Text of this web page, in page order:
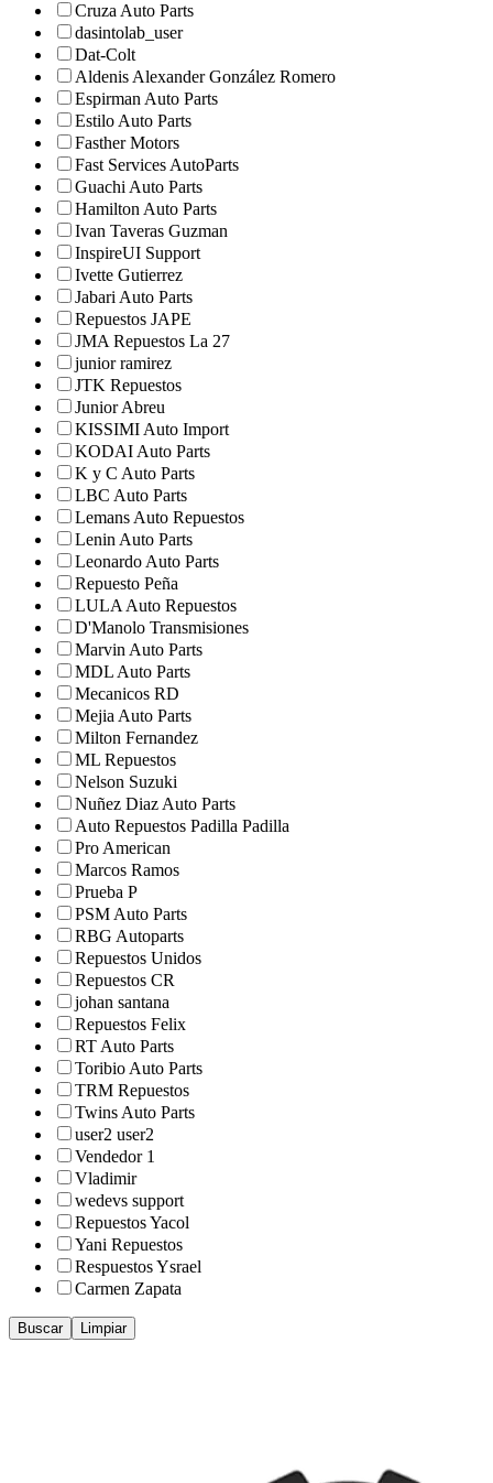
Cruza Auto Parts
dasintolab_user
Dat-Colt
Aldenis Alexander González Romero
Espirman Auto Parts
Estilo Auto Parts
Fasther Motors
Fast Services AutoParts
Guachi Auto Parts
Hamilton Auto Parts
Ivan Taveras Guzman
InspireUI Support
Ivette Gutierrez
Jabari Auto Parts
Repuestos JAPE
JMA Repuestos La 27
junior ramirez
JTK Repuestos
Junior Abreu
KISSIMI Auto Import
KODAI Auto Parts
K y C Auto Parts
LBC Auto Parts
Lemans Auto Repuestos
Lenin Auto Parts
Leonardo Auto Parts
Repuesto Peña
LULA Auto Repuestos
D'Manolo Transmisiones
Marvin Auto Parts
MDL Auto Parts
Mecanicos RD
Mejia Auto Parts
Milton Fernandez
ML Repuestos
Nelson Suzuki
Nuñez Diaz Auto Parts
Auto Repuestos Padilla Padilla
Pro American
Marcos Ramos
Prueba P
PSM Auto Parts
RBG Autoparts
Repuestos Unidos
Repuestos CR
johan santana
Repuestos Felix
RT Auto Parts
Toribio Auto Parts
TRM Repuestos
Twins Auto Parts
user2 user2
Vendedor 1
Vladimir
wedevs support
Repuestos Yacol
Yani Repuestos
Respuestos Ysrael
Carmen Zapata
Buscar Limpiar